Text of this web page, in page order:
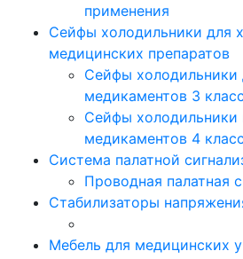
применения
Сейфы холодильники для
медицинских препаратов
Сейфы холодильники
медикаментов 3
Сейфы холодильники
медикаментов 4
Система палатной
Проводная палатная
Стабилизаторы
Мебель для медицинских